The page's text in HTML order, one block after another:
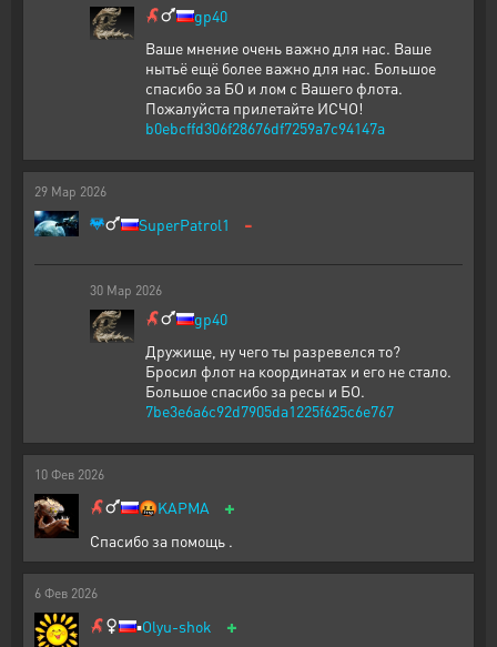
gp40
Ваше мнение очень важно для нас. Ваше
нытьё ещё более важно для нас. Большое
спасибо за БО и лом с Вашего флота.
Пожалуйста прилетайте ИСЧО!
b0ebcffd306f28676df7259a7c94147a
29 Мар 2026
SuperPatrol1 -
30 Мар 2026
gp40
Дружище, ну чего ты разревелся то?
Бросил флот на координатах и его не стало.
Большое спасибо за ресы и БО.
7be3e6a6c92d7905da1225f625c6e767
10 Фев 2026
🤬KAPMA +
Спасибо за помощь .
6 Фев 2026
▪️Olyu-shok +